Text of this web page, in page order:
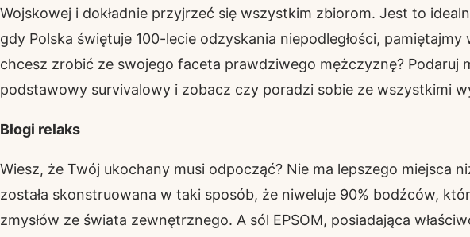
Wojskowej i dokładnie przyjrzeć się wszystkim zbiorom. Jest to
gdy Polska świętuje 100-lecie odzyskania niepodległości,
chcesz zrobić ze swojego faceta prawdziwego mężczyznę? Podaruj
podstawowy survivalowy i zobacz czy poradzi sobie ze wszystkimi
Błogi relaks
Wiesz, że Twój ukochany musi odpocząć? Nie ma lepszego miejsca
została skonstruowana w taki sposób, że niweluje 90% bodźców,
zmysłów ze świata zewnętrznego. A sól EPSOM, posiadająca